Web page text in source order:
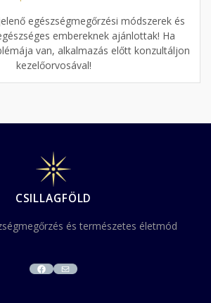
egészségmegőrzési módszerek és
embereknek ajánlottak! Ha
van, alkalmazás előtt konzultáljon
kezelőorvosával!
CSILLAGFÖLD
és természetes életmód
FACEBOOK
MAIL